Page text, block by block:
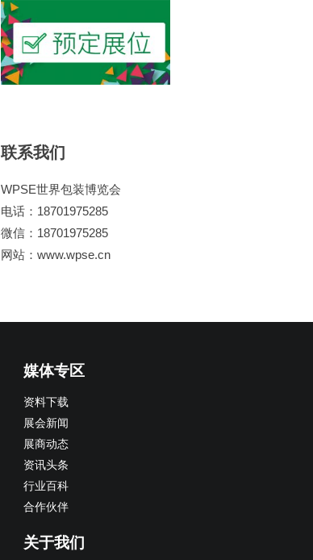
联系我们
WPSE世界包装博览会
电话：18701975285
微信：18701975285
网站：www.wpse.cn
媒体专区
资料下载
展会新闻
展商动态
资讯头条
行业百科
合作伙伴
关于我们